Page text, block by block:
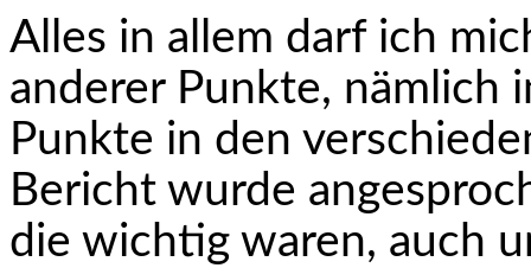
Alles in allem darf ich
anderer Punkte, nämlich
Punkte in den
Bericht wurde
die wichtig waren, auch